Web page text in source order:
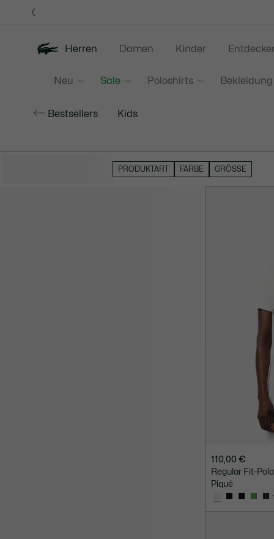
Herren
Neu Sale Poloshirts Bekleidung
Damen Kinder
Bestsellers Kids
PRODUKTART FARBE GRÖSSE
110,00 €
Regular Fit-
Piqué